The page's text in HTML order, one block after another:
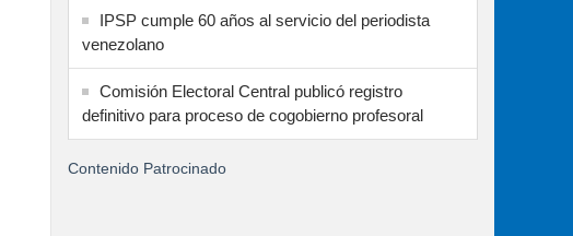
IPSP cumple 60 años al servicio del periodista
venezolano
Comisión Electoral Central publicó registro
definitivo para proceso de cogobierno profesoral
Contenido Patrocinado